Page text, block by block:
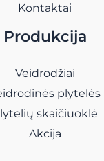
Kontaktai
Produkcija
Veidrodžiai
plytelės
skaičiuoklė
Akcija